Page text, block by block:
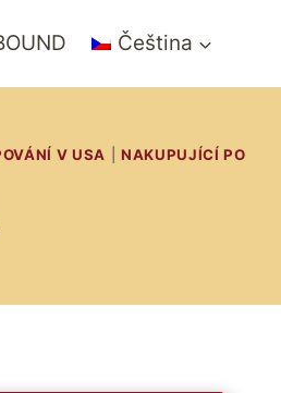
Čeština
V USA
NAKUPUJÍCÍ PO